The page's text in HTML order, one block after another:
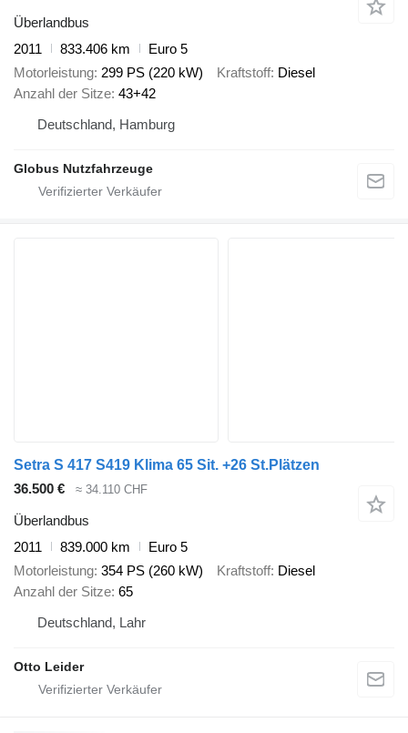
Überlandbus
2011
833.406 km
Euro 5
Motorleistung 299 PS (220 kW) Kraftstoff Diesel
Anzahl der Sitze 43+42
Deutschland, Hamburg
Globus Nutzfahrzeuge
Setra S 417 S419 Klima 65 Sit. +26 St.Plätzen
36.500 €
≈ 34.110 CHF
Überlandbus
2011
839.000 km
Euro 5
Motorleistung 354 PS (260 kW) Kraftstoff Diesel
Anzahl der Sitze 65
Deutschland, Lahr
Otto Leider